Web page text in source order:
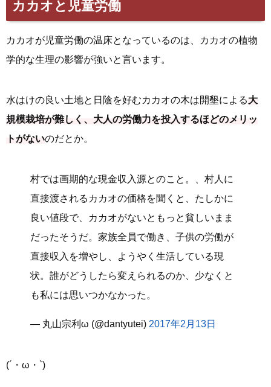
カカオと児童労働
カカオが児童労働の温床となっているのは、カカオの植物
学的な生理の影響が強いと言います。
水はけの良い土地と日陰を好むカカオの木は開墾による大
規模栽培が難しく、大人の労働力を投入するほどのメリッ
トがないのだとか。
村では画期的な現金収入源とのこと。、村人に
直接渡されるカカオの価格を聞くと、たしかに
良い値段で、カカオがないともっと貧しいまま
だったそうだ。家族全員で働き、子供の労働が
直接収入を増やし、ようやく生活している現
状。誰がどうしたら変えられるのか、少なくと
も私には思いつかなかった。
— 丸山宗利ω (@dantyutei) 2017年2月13日
(´・ω・`)